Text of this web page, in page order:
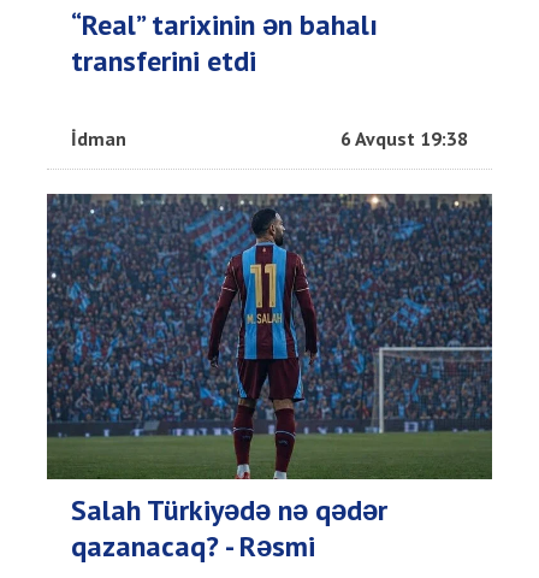
“Real” tarixinin ən bahalı
transferini etdi
İdman 6 Avqust 19:38
Salah Türkiyədə nə qədər
qazanacaq? - Rəsmi